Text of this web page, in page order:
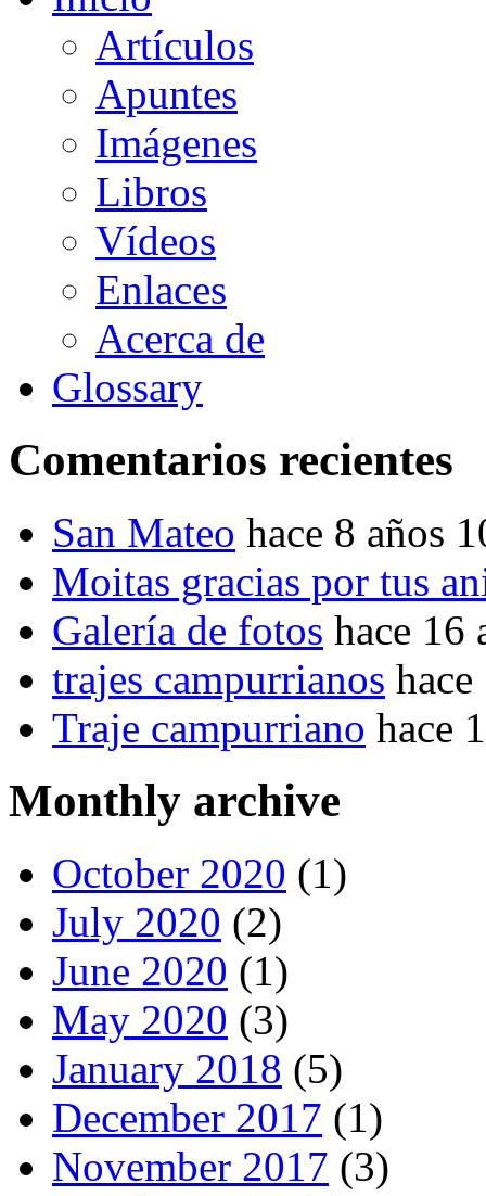
Artículos
Apuntes
Imágenes
Libros
Vídeos
Enlaces
Acerca de
Glossary
Comentarios recientes
San Mateo hace 8 años
Moitas gracias por tus
Galería de fotos hace 16
trajes campurrianos
Traje campurriano hace
Monthly archive
October 2020 (1)
July 2020 (2)
June 2020 (1)
May 2020 (3)
January 2018 (5)
December 2017 (1)
November 2017 (3)